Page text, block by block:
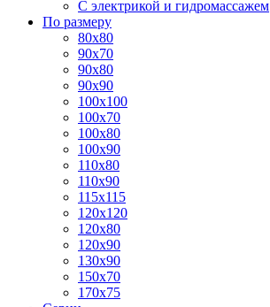
С электрикой и гидромассажем
По размеру
80x80
90x70
90x80
90x90
100x100
100x70
100x80
100x90
110x80
110x90
115x115
120x120
120x80
120x90
130x90
150x70
170x75